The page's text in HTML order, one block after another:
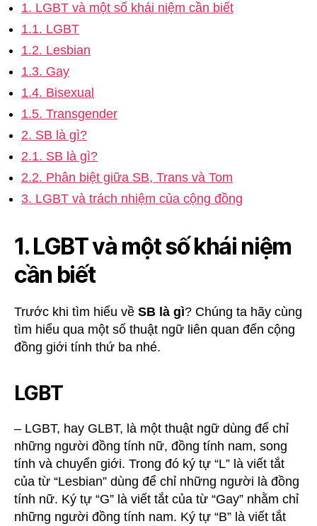
1. LGBT và một số khái niệm cần biết
1.1. LGBT
1.2. Lesbian
1.3. Gay
1.4. Bisexual
1.5. Transgender
2. SB là gì?
2.1. SB là gì?
2.2. Phân biệt giữa SB, Trans và Tom
3. LGBT và trách nhiệm của cộng đồng
1. LGBT và một số khái niệm
cần biết
Trước khi tìm hiểu về SB là gì? Chúng ta hãy cùng
tìm hiểu qua một số thuật ngữ liên quan đến cộng
đồng giới tính thứ ba nhé.
LGBT
– LGBT, hay GLBT, là một thuật ngữ dùng để chỉ
những người đồng tính nữ, đồng tính nam, song
tính và chuyển giới. Trong đó ký tự “L” là viết tắt
của từ “Lesbian” dùng để chỉ những người là đồng
tính nữ. Ký tự “G” là viết tắt của từ “Gay” nhằm chỉ
những người đồng tính nam. Ký tự “B” là viết tắt